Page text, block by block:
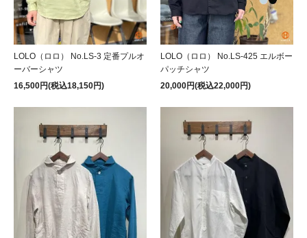
LOLO（ロロ） No.LS-3 定番プルオ
ーバーシャツ
16,500円(税込18,150円)
LOLO（ロロ） No.LS-425 エルボー
パッチシャツ
20,000円(税込22,000円)